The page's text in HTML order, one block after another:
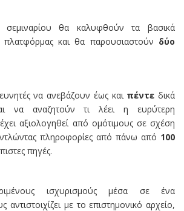
σεμιναρίου θα καλυφθούν τα βασικά
πλατφόρμας και θα παρουσιαστούν δύο
να ανεβάζουν έως και πέντε δικά
να αναζητούν τι λέει η ευρύτερη
αξιολογηθεί από ομότιμους σε σχέση
πληροφορίες από πάνω από 100
πηγές.
ισχυρισμούς μέσα σε ένα
αντιστοιχίζει με το επιστημονικό αρχείο,